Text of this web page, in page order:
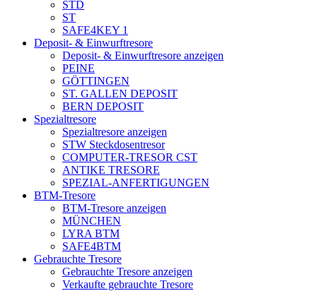
STD
ST
SAFE4KEY 1
Deposit- & Einwurftresore
Deposit- & Einwurftresore anzeigen
PEINE
GÖTTINGEN
ST. GALLEN DEPOSIT
BERN DEPOSIT
Spezialtresore
Spezialtresore anzeigen
STW Steckdosentresor
COMPUTER-TRESOR CST
ANTIKE TRESORE
SPEZIAL-ANFERTIGUNGEN
BTM-Tresore
BTM-Tresore anzeigen
MÜNCHEN
LYRA BTM
SAFE4BTM
Gebrauchte Tresore
Gebrauchte Tresore anzeigen
Verkaufte gebrauchte Tresore